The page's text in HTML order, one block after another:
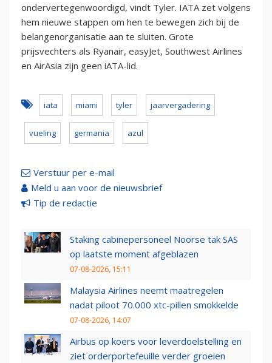
ondervertegenwoordigd, vindt Tyler. IATA zet volgens
hem nieuwe stappen om hen te bewegen zich bij de
belangenorganisatie aan te sluiten. Grote
prijsvechters als Ryanair, easyJet, Southwest Airlines
en AirAsia zijn geen iATA-lid.
iata miami tyler jaarvergadering
vueling germania azul
Verstuur per e-mail
Meld u aan voor de nieuwsbrief
Tip de redactie
Staking cabinepersoneel Noorse tak SAS
op laatste moment afgeblazen
07-08-2026, 15:11
Malaysia Airlines neemt maatregelen
nadat piloot 70.000 xtc-pillen smokkelde
07-08-2026, 14:07
Airbus op koers voor leverdoelstelling en
ziet orderportefeuille verder groeien